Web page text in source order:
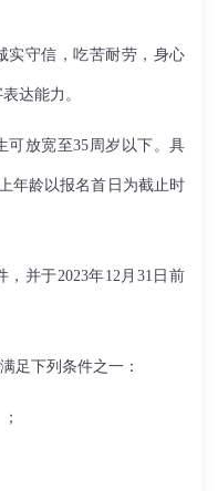
实守信，吃苦耐劳，身心
达能力。
可放宽至35周岁以下。具
年龄以报名首日为截止时
并于2023年12月31日前
足下列条件之一：